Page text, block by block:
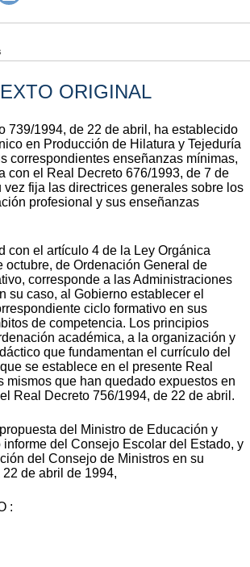
ORIGINAL
739/1994, de 22 de abril, ha establecido
en Producción de Hilatura y Tejeduría
correspondientes enseñanzas mínimas,
con el Real Decreto 676/1993, de 7 de
vez fija las directrices generales sobre los
profesional y sus enseñanzas
con el artículo 4 de la Ley Orgánica
octubre, de Ordenación General de
corresponde a las Administraciones
su caso, al Gobierno establecer el
ciclo formativo en sus
de competencia. Los principios
académica, a la organización y
que fundamentan el currículo del
se establece en el presente Real
mismos que han quedado expuestos en
Real Decreto 756/1994, de 22 de abril.
del Ministro de Educación y
del Consejo Escolar del Estado, y
del Consejo de Ministros en su
de abril de 1994,
: